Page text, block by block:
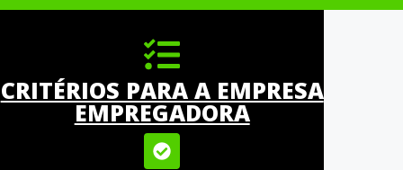
CRITÉRIOS PARA A EMPRESA
EMPREGADORA